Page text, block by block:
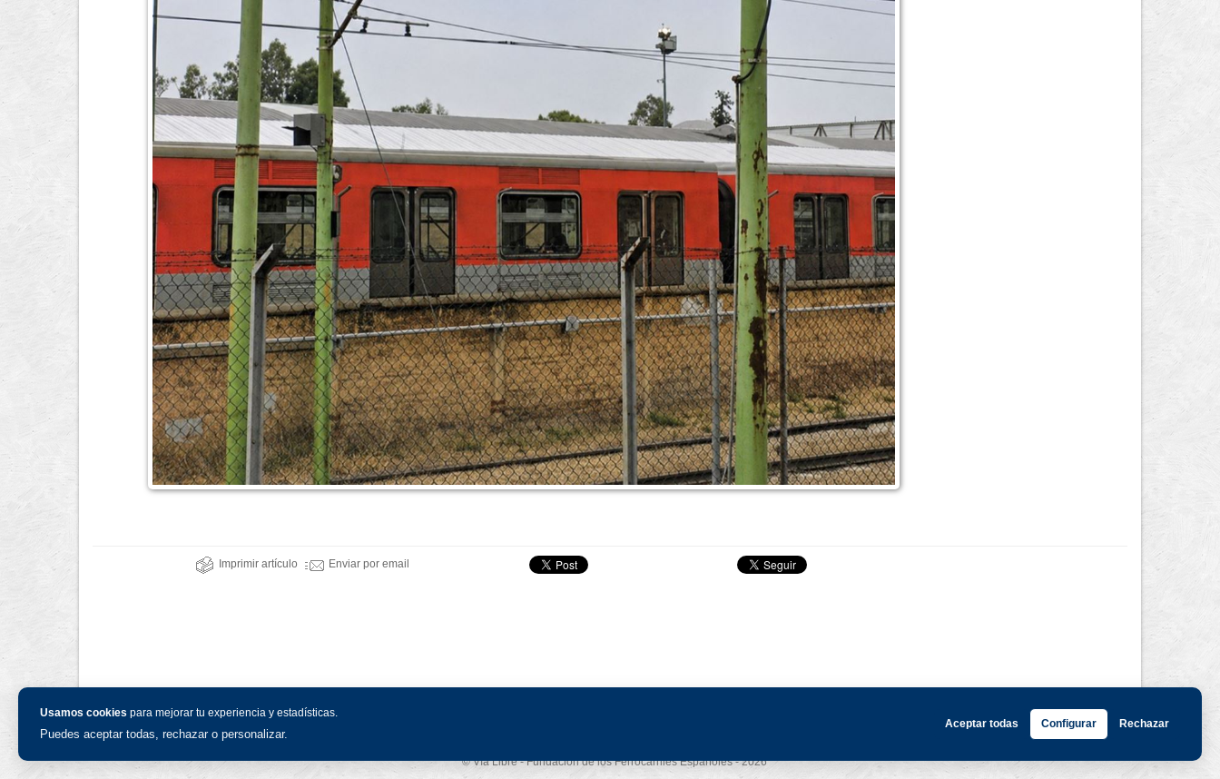
Usamos cookies para mejorar tu experiencia y estadísticas.
Puedes aceptar todas, rechazar o personalizar.
Aceptar todas Configurar Rechazar
Imprimir artículo Enviar por email
© Vía Libre - Fundación de los Ferrocarriles Españoles - 2026